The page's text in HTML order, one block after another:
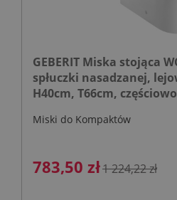
GEBERIT Miska stojąca
spłuczki nasadzanej,
H40cm, T66cm,
Miski do Kompaktów
783,50 zł1 224,22 zł